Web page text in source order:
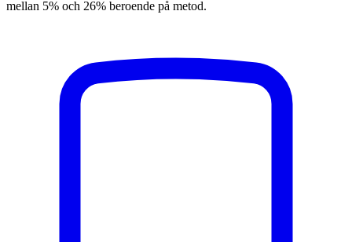
mellan 5% och 26% beroende på metod.